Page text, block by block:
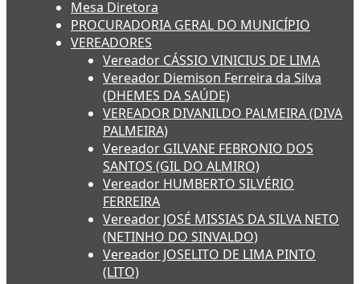
Mesa Diretora
PROCURADORIA GERAL DO MUNICÍPIO
VEREADORES
Vereador CÁSSIO VINICIUS DE LIMA
Vereador Diemison Ferreira da Silva
(DHEMES DA SAÚDE)
VEREADOR DIVANILDO PALMEIRA (DIVA
PALMEIRA)
Vereador GILVANE FEBRONIO DOS
SANTOS (GIL DO ALMIRO)
Vereador HUMBERTO SILVÉRIO
FERREIRA
Vereador JOSÉ MISSIAS DA SILVA NETO
(NETINHO DO SINVALDO)
Vereador JOSELITO DE LIMA PINTO
(LITO)